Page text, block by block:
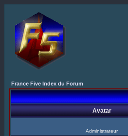
France Five Index du Forum
Avatar
Administrateur